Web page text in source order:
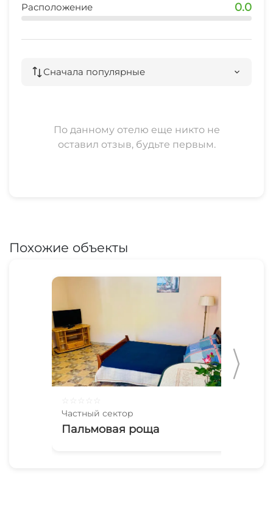
Расположение 0.0
Сначала популярные
По данному отелю еще никто не
оставил отзыв, будьте первым.
Похожие объекты
Частный сектор
Пaльмoвaя роща